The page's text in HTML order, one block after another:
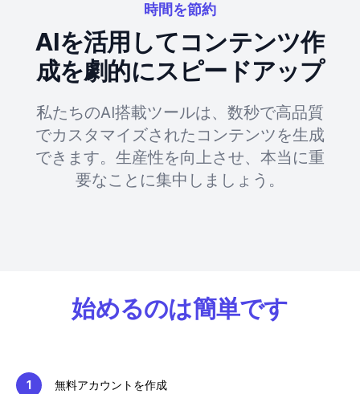
時間を節約
AIを活用してコンテンツ作
成を劇的にスピードアップ
私たちのAI搭載ツールは、数秒で高品質
でカスタマイズされたコンテンツを生成
できます。生産性を向上させ、本当に重
要なことに集中しましょう。
始めるのは簡単です
1 無料アカウントを作成